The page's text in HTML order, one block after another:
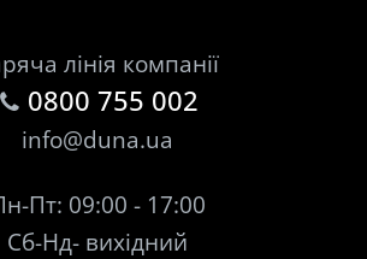
лінія компанії
0800 755 002
info@duna.ua
Пн-Пт: 09:00 - 17:00
Сб-Нд- вихідний